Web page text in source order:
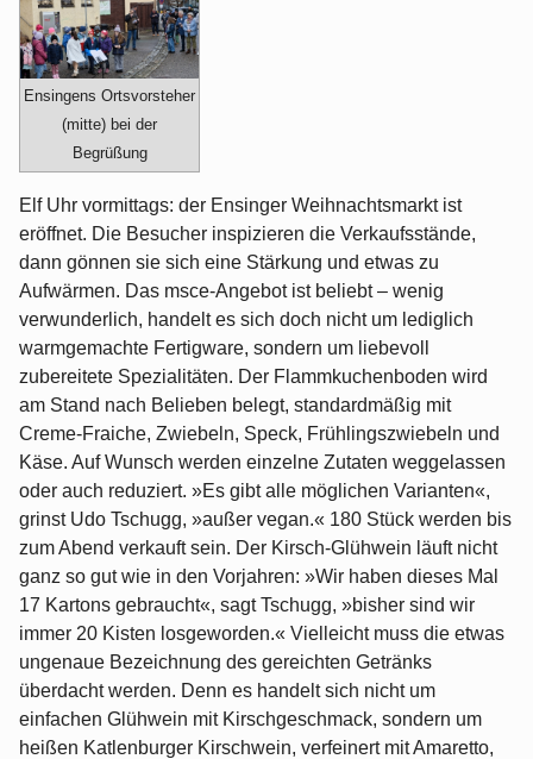
Ensingens Ortsvorsteher
(mitte) bei der
Begrüßung
Elf Uhr vormittags: der Ensinger Weihnachtsmarkt ist
eröffnet. Die Besucher inspizieren die Verkaufsstände,
dann gönnen sie sich eine Stärkung und etwas zu
Aufwärmen. Das msce-Angebot ist beliebt – wenig
verwunderlich, handelt es sich doch nicht um lediglich
warmgemachte Fertigware, sondern um liebevoll
zubereitete Spezialitäten. Der Flammkuchenboden wird
am Stand nach Belieben belegt, standardmäßig mit
Creme-Fraiche, Zwiebeln, Speck, Frühlingszwiebeln und
Käse. Auf Wunsch werden einzelne Zutaten weggelassen
oder auch reduziert. »Es gibt alle möglichen Varianten«,
grinst Udo Tschugg, »außer vegan.« 180 Stück werden bis
zum Abend verkauft sein. Der Kirsch-Glühwein läuft nicht
ganz so gut wie in den Vorjahren: »Wir haben dieses Mal
17 Kartons gebraucht«, sagt Tschugg, »bisher sind wir
immer 20 Kisten losgeworden.« Vielleicht muss die etwas
ungenaue Bezeichnung des gereichten Getränks
überdacht werden. Denn es handelt sich nicht um
einfachen Glühwein mit Kirschgeschmack, sondern um
heißen Katlenburger Kirschwein, verfeinert mit Amaretto,